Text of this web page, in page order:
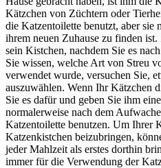
Kätzchen von Züchtern oder
die Katzentoilette benutzt, aber sie
ihrem neuen Zuhause zu finden
sein Kistchen, nachdem Sie es
Sie wissen, welche Art von Streu
verwendet wurde, versuchen Sie,
auszuwählen. Wenn Ihr Kätzchen
Sie es dafür und geben Sie ihm
normalerweise nach dem
Katzentoilette benutzen. Um Ihrer
Katzenkistchen beizubringen,
jeder Mahlzeit als erstes dorthin
immer für die Verwendung der